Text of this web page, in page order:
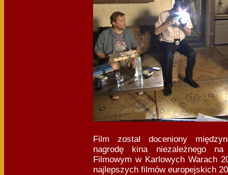
Film został doceniony
nagrodę kina niezależnego na
Filmowym w Karlowych Warach
najlepszych filmów europejskich